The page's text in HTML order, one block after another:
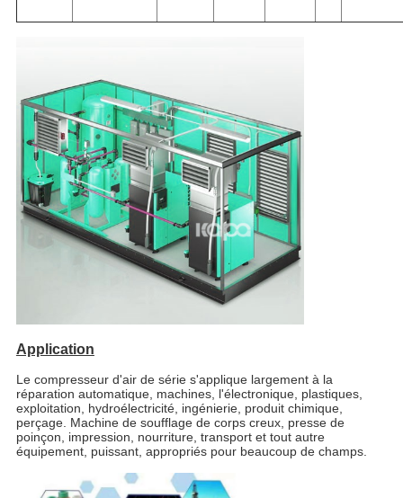
Application
Le compresseur d'air de série s'applique largement à la
réparation automatique, machines, l'électronique, plastiques,
exploitation, hydroélectricité, ingénierie, produit chimique,
perçage. Machine de soufflage de corps creux, presse de
poinçon, impression, nourriture, transport et tout autre
équipement, puissant, appropriés pour beaucoup de champs.